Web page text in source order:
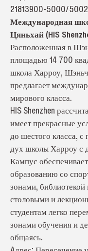
21813900-5000/5002
Международная
Цяньхай (HIS
Расположенная в
площадью 14 700
школа Харроу,
предлагает
мирового класса.
HIS Shenzhen
имеет прекрасные
до шестого класса,
дух школы Харроу с
Кампус
образованию со
зонами,
столовыми и
студентам легко
зонами обучения и
общаясь.